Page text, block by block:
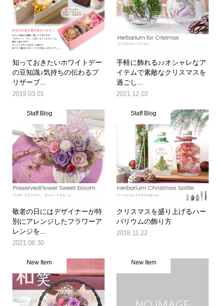
知っておきたいホワイトデー
の豆知識♪気持ちの伝わるプ
リザーブ...
2019.03.01
手軽に飾れる♪♪オシャレなア
イテムで素敵なクリスマスを
過ごし...
2021.12.02
Staff Blog
敬老の日にはデザイナーが特
別にアレンジしたフラワーア
レンジを...
2021.08.30
Staff Blog
クリスマスを盛り上げるハー
バリウムの飾り方
2018.11.22
New Item New Item